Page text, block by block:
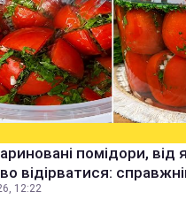
помідори, від
відірватися:
12:22